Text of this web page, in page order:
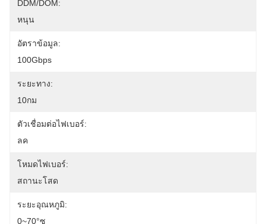
DDM/DOM:
หนุน
อัตราข้อมูล:
100Gbps
ระยะทาง:
10กม
ตัวเชื่อมต่อไฟเบอร์:
ลค
โหมดไฟเบอร์:
สถานะโสด
ระยะอุณหภูมิ:
0~70°ซ